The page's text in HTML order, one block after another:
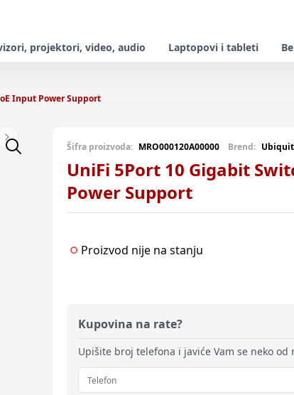
projektori, video, audio Laptopovi i tableti
Input Power Support
Next slide Šifra proizvoda: MRO000120A00000 Brend:
UniFi 5Port 10 Gigabit
Power Support
Proizvod nije na stanju
Kupovina na rate?
Upišite broj telefona i javiće Vam se neko od